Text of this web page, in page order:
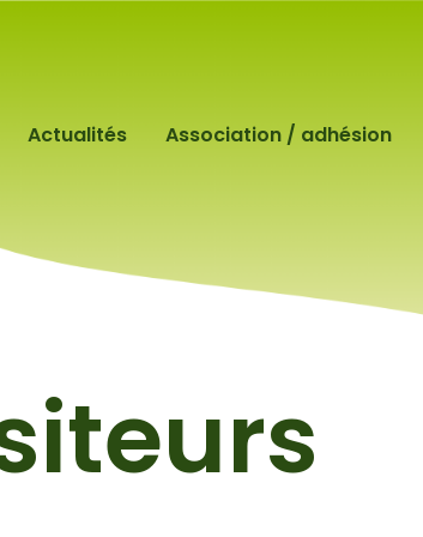
Actualités Association / adhésion